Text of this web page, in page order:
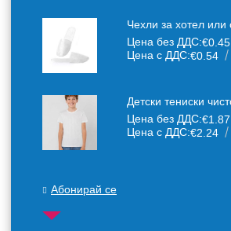
Цена без ДДС:€0.45
Цена с ДДС:€0.54
Цена без ДДС:€1.87
Цена с ДДС:€2.24
Абонирай се